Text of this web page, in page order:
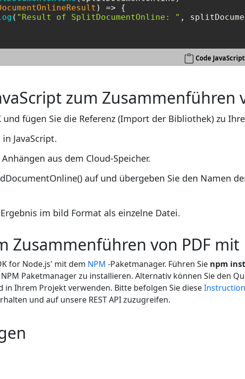
) => {
( "Result of SplitDocumentOnline: " ,
Code
zum Zusammenführen
und fügen Sie die Referenz (Import der Bibliothek) zu
JavaScript.
aus dem Cloud-Speicher.
auf und übergeben Sie den Namen
im bild Format als einzelne Datei.
Zusammenführen von PDF mit
for Node.js' mit dem NPM -Paketmanager. Führen Sie npm
Paketmanager zu installieren. Alternativ können Sie den
in Ihrem Projekt verwenden. Bitte befolgen Sie diese
und auf unsere REST API zuzugreifen.